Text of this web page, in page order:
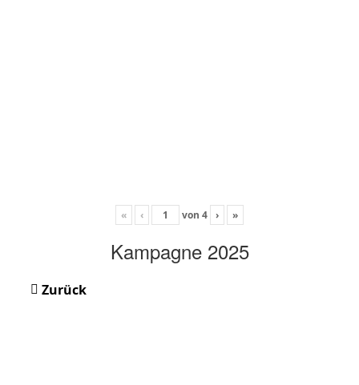
« ‹ von 4 › »
Kampagne 2025
Zurück